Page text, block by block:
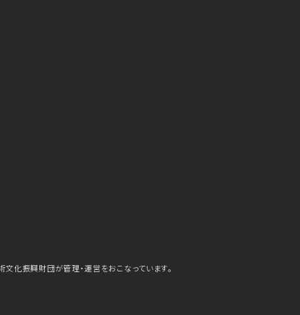
化振興財団が管理・運営をおこなっています。